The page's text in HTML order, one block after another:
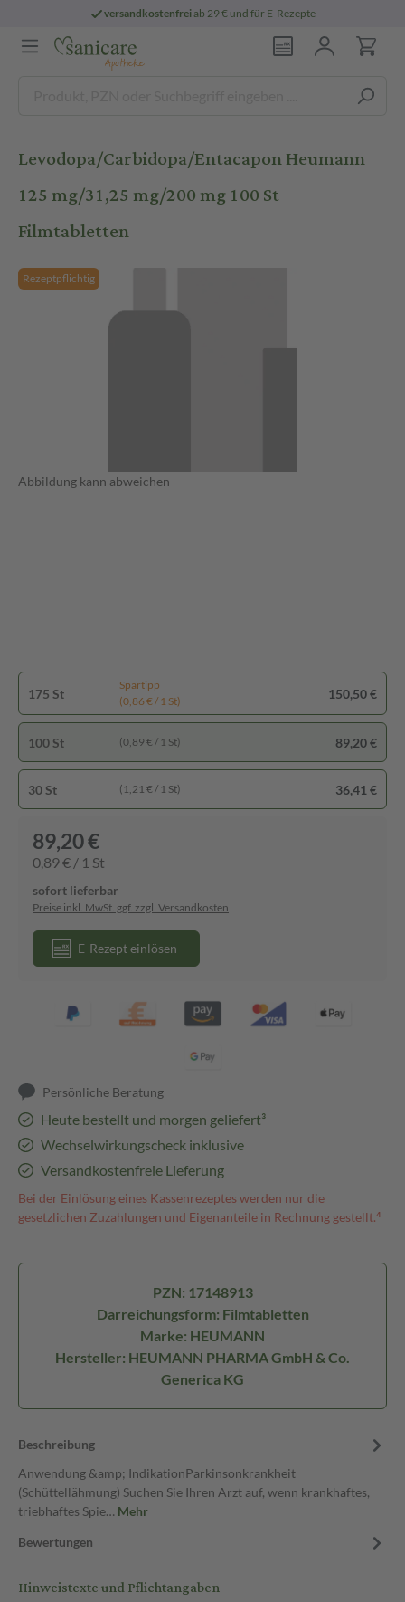
versandkostenfreiab 29 € und für E-Rezepte
Levodopa/Carbidopa/Entacapon Heumann
125 mg/31,25 mg/200 mg 100 St
Filmtabletten
Rezeptpflichtig
Abbildung kann abweichen
175 St
Spartipp
(0,86 € / 1 St)
150,50 €
100 St (0,89 € / 1 St) 89,20 €
30 St (1,21 € / 1 St) 36,41 €
89,20 €
0,89 € / 1 St
sofort lieferbar
Preise inkl. MwSt. ggf. zzgl. Versandkosten
E-Rezept einlösen
Persönliche Beratung
Heute bestellt und morgen geliefert³
Wechselwirkungscheck inklusive
Versandkostenfreie Lieferung
Bei der Einlösung eines Kassenrezeptes werden nur die
gesetzlichen Zuzahlungen und Eigenanteile in Rechnung gestellt.⁴
PZN: 17148913
Darreichungsform: Filmtabletten
Marke: HEUMANN
Hersteller: HEUMANN PHARMA GmbH & Co.
Generica KG
Beschreibung
Anwendung &amp; IndikationParkinsonkrankheit
(Schüttellähmung) Suchen Sie Ihren Arzt auf, wenn krankhaftes,
triebhaftes Spie… Mehr
Bewertungen
Hinweistexte und Pflichtangaben